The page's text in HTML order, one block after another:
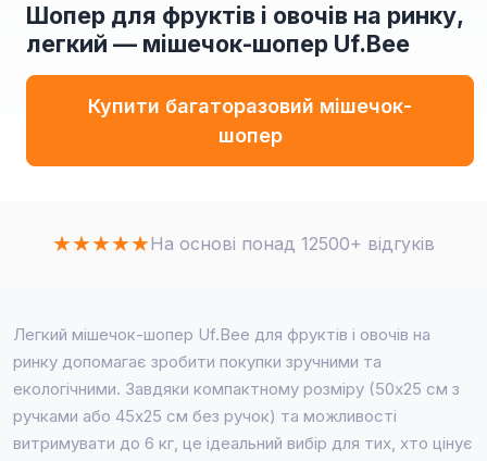
Шопер для фруктів і овочів на ринку,
легкий — мішечок-шопер Uf.Bee
Купити багаторазовий мішечок-
шопер
★★★★★На основі понад 12500+ відгуків
Легкий мішечок-шопер Uf.Bee для фруктів і овочів на
ринку допомагає зробити покупки зручними та
екологічними. Завдяки компактному розміру (50x25 см з
ручками або 45x25 см без ручок) та можливості
витримувати до 6 кг, це ідеальний вибір для тих, хто цінує